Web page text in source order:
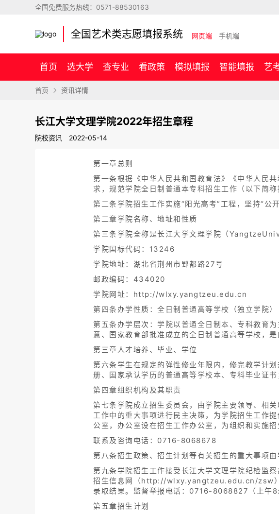
全国免费服务热线： 0571-88530163
全国艺术类志愿填报系统 网页端 手机端
首页 选大学 查专业 看政策 模拟填报 智能填报 艺
首页 资讯详情
长江大学文理学院2022年招生章程
院校资讯 2022-05-14
第一章总则
第一条根据《中华人民共和国教育法》《中华人民
求，规范学院全日制普通本专科招生工作（以下简
第二条学院招生工作实施“阳光高考”工程，坚持“公
第二章学院名称、地址和性质
第三条学院全称是长江大学文理学院（
学院国标代码：13246
学院地址：湖北省荆州市郢都路27号
邮政编码：434020
学院网址：http://wlxy.yangtzeu.edu.cn
第四条办学性质：全日制普通高等学校（独立学院）
第五条办学层次：学院以普通全日制本、专科教育
意、国家教育部批准成立的全日制普通高等学校，是
第三章人才培养、毕业、学位
第六条学生在规定的弹性修业年限内，修完教学计
册、国家承认学历的普通高等学校本、专科毕业证
第四章组织机构及其职责
第七条学院成立招生委员会，由学院主要领导、相
工作中的重大事项进行民主决策，为学院招生工作
公室，办公室设在招生工作办公室，为组织和实施
联系及咨询电话：0716-8068678
第八条招生政策、招生计划等有关招生的重大事项由
第九条学院招生工作接受长江大学文理学院纪检监
招生信息网（http://wlxy.yangtzeu.edu.cn/zsw
录取结果。监督举报电话：0716-8068827（上
第五章招生计划